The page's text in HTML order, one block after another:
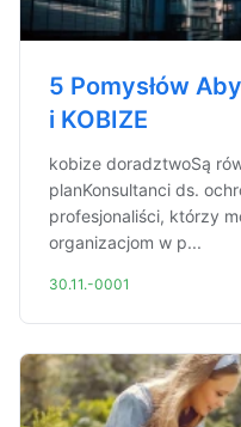
5 Pomysłów
i KOBIZE
kobize doradztwoSą
planKonsultanci ds.
profesjonaliści, którzy
organizacjom w p...
30.11.-0001